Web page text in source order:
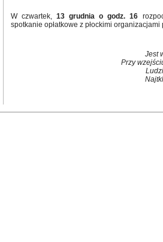
W czwartek,13 grudnia o godz. 16
spotkanie opłatkowe z płockimi
Jest
Przy